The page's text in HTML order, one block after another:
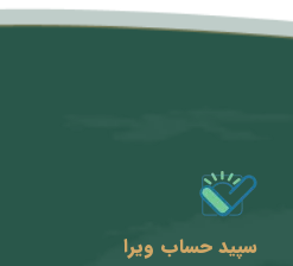
متن سربرگ خود را وارد کنید
سپید حساب ویرا